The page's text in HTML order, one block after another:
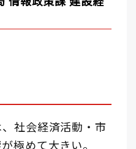
社会経済活動・市
極めて大きい。